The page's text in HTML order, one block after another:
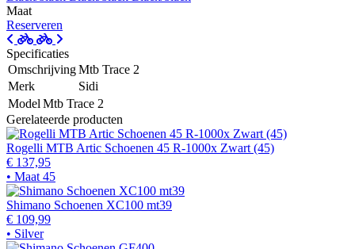
Maat
Reserveren
Specificaties
OmschrijvingMtb Trace 2
Merk
Sidi
Model Mtb Trace 2
Gerelateerde producten
Rogelli MTB Artic Schoenen 45 R-1000x Zwart (45)
€ 137,95
• Maat 45
Shimano Schoenen XC100 mt39
€ 109,99
• Silver